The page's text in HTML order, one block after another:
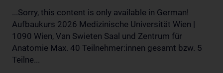
...Sorry, this content is only available in German!
Aufbaukurs 2026 Medizinische Universität Wien |
1090 Wien, Van Swieten Saal und Zentrum für
Anatomie Max. 40 Teilnehmer:innen gesamt bzw. 5
Teilne...